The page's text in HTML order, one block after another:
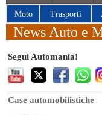
Moto Trasporti
News Auto e
Segui Automania!
Case automobilistiche